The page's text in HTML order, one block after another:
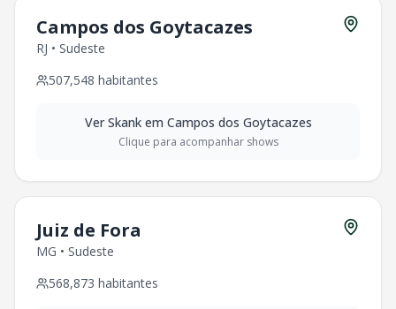
Campos dos Goytacazes
RJ • Sudeste
507,548 habitantes
VerSkankem Campos dos Goytacazes
Clique para acompanhar shows
Juiz de Fora
MG • Sudeste
568,873 habitantes